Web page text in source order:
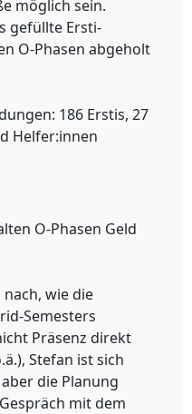
möglich sein.
gefüllte Ersti-
O-Phasen abgeholt
186 Erstis, 27
Helfer:innen
O-Phasen Geld
wie die
Semesters
Präsenz direkt
Stefan ist sich
die Planung
mit dem